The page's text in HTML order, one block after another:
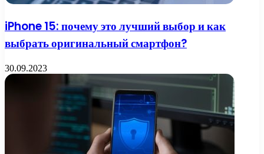
iPhone 15: почему это лучший выбор и как
выбрать оригинальный смартфон?
30.09.2023